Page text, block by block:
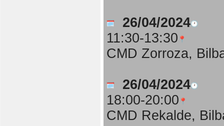
26/04/2024
11:30-13:30
CMD Zorroza,
26/04/2024
18:00-20:00
CMD Rekalde,